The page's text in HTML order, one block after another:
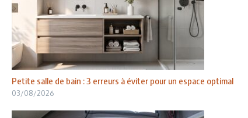
Petite salle de bain : 3 erreurs à éviter pour un espace optimal
03/08/2026